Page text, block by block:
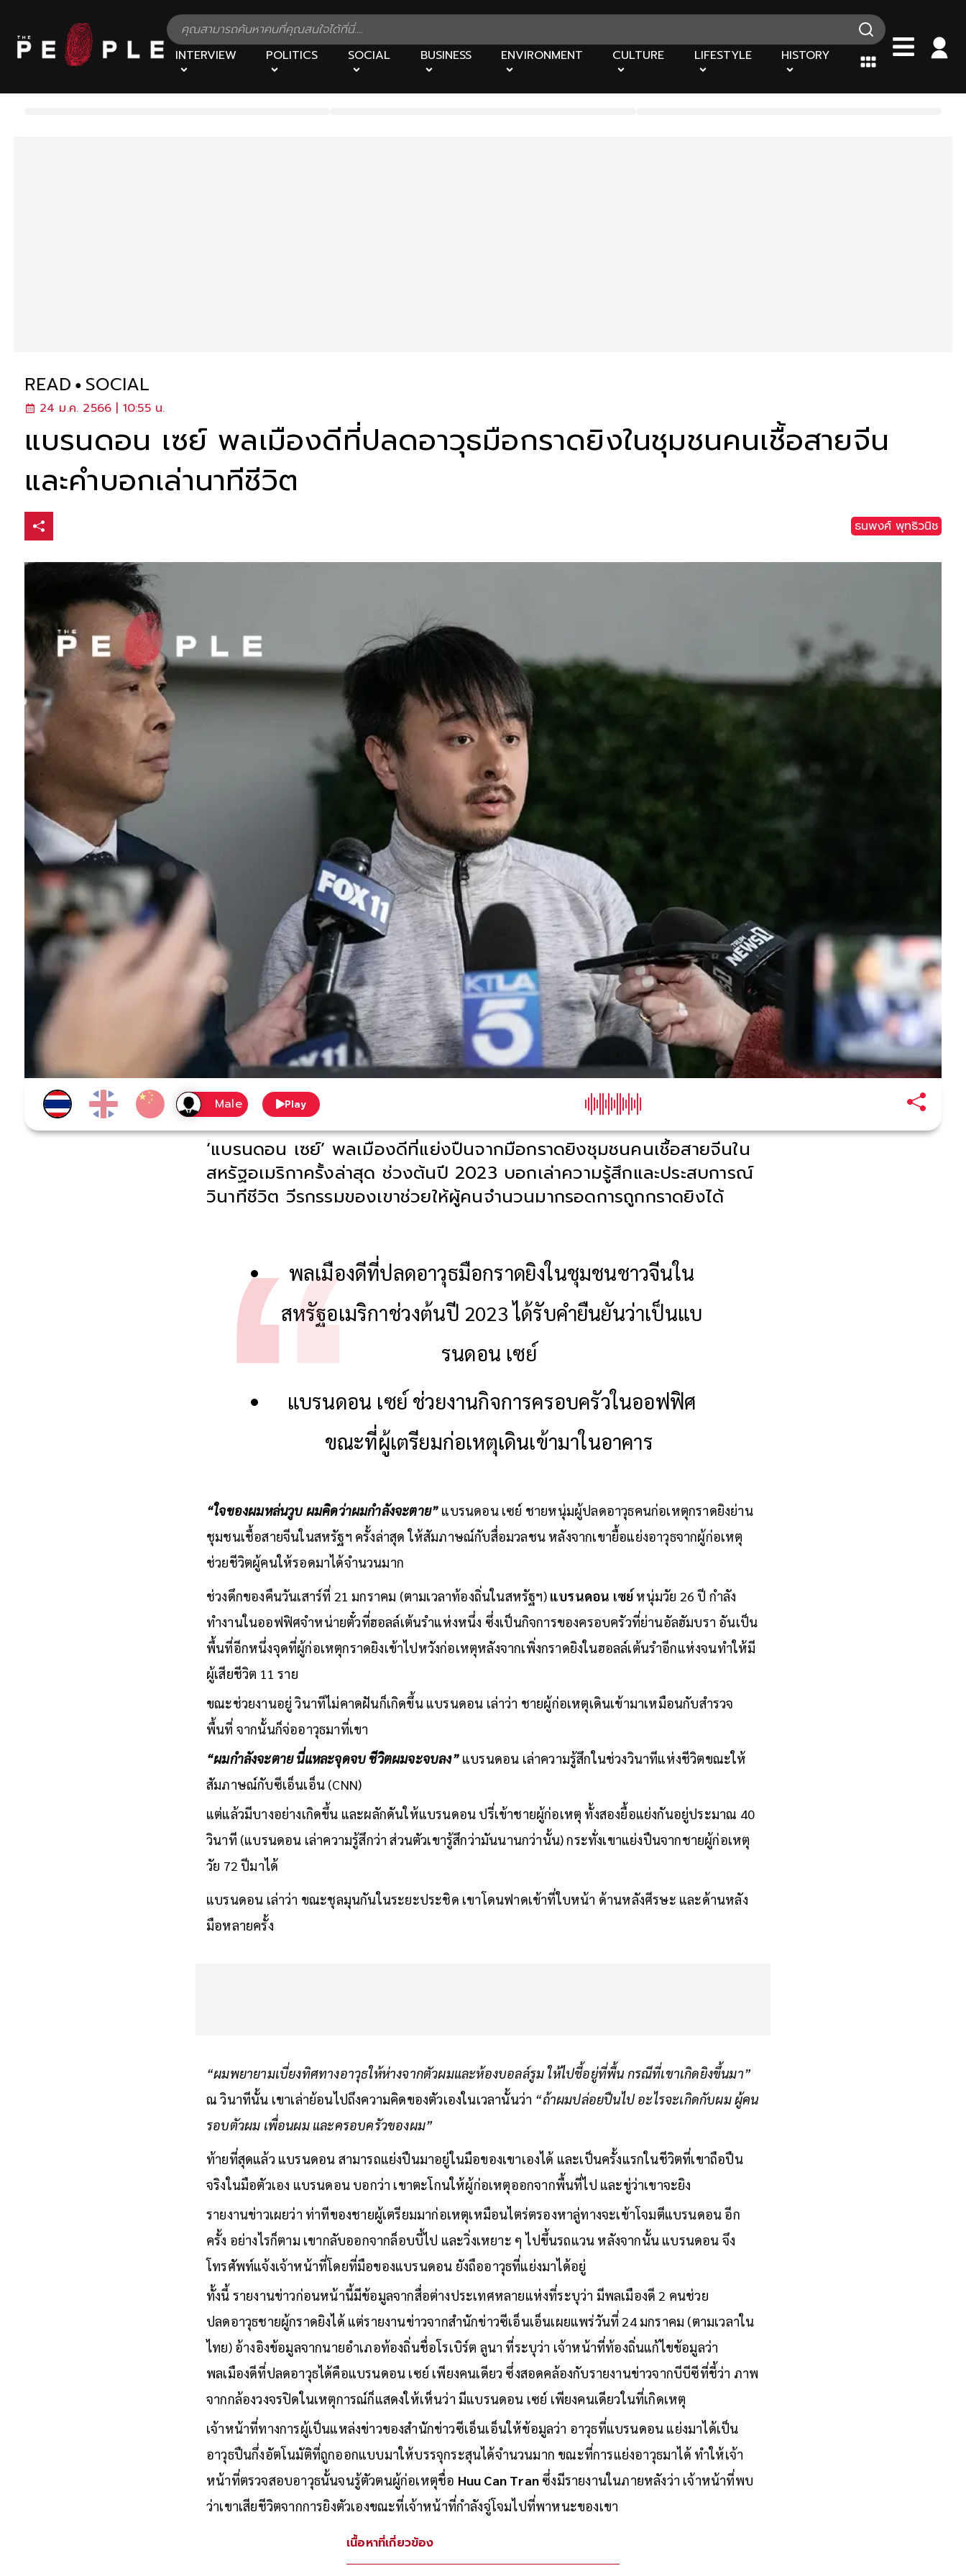
INTERVIEW POLITICS SOCIAL BUSINESS ENVIRONMENT CULTURE LIFESTYLE HISTORY
READ SOCIAL
24 ม.ค. 2566 | 10:55 น.
แบรนดอน เซย์ พลเมืองดีที่ปลดอาวุธมือกราดยิงในชุมชนคนเชื้อสายจีน
และคำบอกเล่านาทีชีวิต
ธนพงศ์ พุทธิวนิช
Play
‘แบรนดอน เซย์’ พลเมืองดีที่แย่งปืนจากมือกราดยิงชุมชนคนเชื้อสายจีนใน
สหรัฐอเมริกาครั้งล่าสุด ช่วงต้นปี 2023 บอกเล่าความรู้สึกและประสบการณ์
วินาทีชีวิต วีรกรรมของเขาช่วยให้ผู้คนจำนวนมากรอดการถูกกราดยิงได้
พลเมืองดีที่ปลดอาวุธมือกราดยิงในชุมชนชาวจีนใน
สหรัฐอเมริกาช่วงต้นปี 2023 ได้รับคำยืนยันว่าเป็นแบ
รนดอน เซย์
แบรนดอน เซย์ ช่วยงานกิจการครอบครัวในออฟฟิศ
ขณะที่ผู้เตรียมก่อเหตุเดินเข้ามาในอาคาร
“ใจของผมหล่นวูบ ผมคิดว่าผมกำลังจะตาย” แบรนดอน เซย์ ชายหนุ่มผู้ปลดอาวุธคนก่อเหตุกราดยิงย่าน
ชุมชนเชื้อสายจีนในสหรัฐฯ ครั้งล่าสุด ให้สัมภาษณ์กับสื่อมวลชน หลังจากเขายื้อแย่งอาวุธจากผู้ก่อเหตุ
ช่วยชีวิตผู้คนให้รอดมาได้จำนวนมาก
ช่วงดึกของคืนวันเสาร์ที่ 21 มกราคม (ตามเวลาท้องถิ่นในสหรัฐฯ) แบรนดอน เซย์ หนุ่มวัย 26 ปี กำลัง
ทำงานในออฟฟิศจำหน่ายตั๋วที่ฮอลล์เต้นรำแห่งหนึ่ง ซึ่งเป็นกิจการของครอบครัวที่ย่านอัลฮัมบรา อันเป็น
พื้นที่อีกหนึ่งจุดที่ผู้ก่อเหตุกราดยิงเข้าไปหวังก่อเหตุหลังจากเพิ่งกราดยิงในฮอลล์เต้นรำอีกแห่งจนทำให้มี
ผู้เสียชีวิต 11 ราย
ขณะช่วยงานอยู่ วินาทีไม่คาดฝันก็เกิดขึ้น แบรนดอน เล่าว่า ชายผู้ก่อเหตุเดินเข้ามาเหมือนกับสำรวจ
พื้นที่ จากนั้นก็จ่ออาวุธมาที่เขา
“ผมกำลังจะตาย นี่แหละจุดจบ ชีวิตผมจะจบลง”แบรนดอน เล่าความรู้สึกในช่วงวินาทีแห่งชีวิตขณะให้
สัมภาษณ์กับซีเอ็นเอ็น (CNN)
แต่แล้วมีบางอย่างเกิดขึ้น และผลักดันให้แบรนดอน ปรี่เข้าชายผู้ก่อเหตุ ทั้งสองยื้อแย่งกันอยู่ประมาณ 40
วินาที (แบรนดอน เล่าความรู้สึกว่า ส่วนตัวเขารู้สึกว่ามันนานกว่านั้น) กระทั่งเขาแย่งปืนจากชายผู้ก่อเหตุ
วัย 72 ปีมาได้
แบรนดอน เล่าว่า ขณะชุลมุนกันในระยะประชิด เขาโดนฟาดเข้าที่ใบหน้า ด้านหลังศีรษะ และด้านหลัง
มือหลายครั้ง
“ผมพยายามเบี่ยงทิศทางอาวุธให้ห่างจากตัวผมและห้องบอลล์รูม ให้ไปชี้อยู่ที่พื้น กรณีที่เขาเกิดยิงขึ้นมา”
ณ วินาทีนั้น เขาเล่าย้อนไปถึงความคิดของตัวเองในเวลานั้นว่า “ถ้าผมปล่อยปืนไป อะไรจะเกิดกับผม ผู้คน
รอบตัวผม เพื่อนผม และครอบครัวของผม”
ท้ายที่สุดแล้ว แบรนดอน สามารถแย่งปืนมาอยู่ในมือของเขาเองได้ และเป็นครั้งแรกในชีวิตที่เขาถือปืน
จริงในมือตัวเอง แบรนดอน บอกว่า เขาตะโกนให้ผู้ก่อเหตุออกจากพื้นที่ไป และขู่ว่าเขาจะยิง
รายงานข่าวเผยว่า ท่าทีของชายผู้เตรียมมาก่อเหตุเหมือนไตร่ตรองหาลู่ทางจะเข้าโจมตีแบรนดอน อีก
ครั้ง อย่างไรก็ตาม เขากลับออกจากล็อบบี้ไป และวิ่งเหยาะ ๆ ไปขึ้นรถแวน หลังจากนั้น แบรนดอน จึง
โทรศัพท์แจ้งเจ้าหน้าที่โดยที่มือของแบรนดอน ยังถืออาวุธที่แย่งมาได้อยู่
ทั้งนี้ รายงานข่าวก่อนหน้านี้มีข้อมูลจากสื่อต่างประเทศหลายแห่งที่ระบุว่า มีพลเมืองดี 2 คนช่วย
ปลดอาวุธชายผู้กราดยิงได้ แต่รายงานข่าวจากสำนักข่าวซีเอ็นเอ็นเผยแพร่วันที่ 24 มกราคม (ตามเวลาใน
ไทย) อ้างอิงข้อมูลจากนายอำเภอท้องถิ่นชื่อโรเบิร์ต ลูนา ที่ระบุว่า เจ้าหน้าที่ท้องถิ่นแก้ไขข้อมูลว่า
พลเมืองดีที่ปลดอาวุธได้คือแบรนดอน เซย์ เพียงคนเดียว ซึ่งสอดคล้องกับรายงานข่าวจากบีบีซีที่ชี้ว่า ภาพ
จากกล้องวงจรปิดในเหตุการณ์ก็แสดงให้เห็นว่า มีแบรนดอน เซย์ เพียงคนเดียวในที่เกิดเหตุ
เจ้าหน้าที่ทางการผู้เป็นแหล่งข่าวของสำนักข่าวซีเอ็นเอ็นให้ข้อมูลว่า อาวุธที่แบรนดอน แย่งมาได้เป็น
อาวุธปืนกึ่งอัตโนมัติที่ถูกออกแบบมาให้บรรจุกระสุนได้จำนวนมาก ขณะที่การแย่งอาวุธมาได้ ทำให้เจ้า
หน้าที่ตรวจสอบอาวุธนั้นจนรู้ตัวตนผู้ก่อเหตุชื่อ Huu Can Tran ซึ่งมีรายงานในภายหลังว่า เจ้าหน้าที่พบ
ว่าเขาเสียชีวิตจากการยิงตัวเองขณะที่เจ้าหน้าที่กำลังจู่โจมไปที่พาหนะของเขา
เนื้อหาที่เกี่ยวข้อง